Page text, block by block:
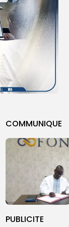
COMMUNIQUE
PUBLICITE